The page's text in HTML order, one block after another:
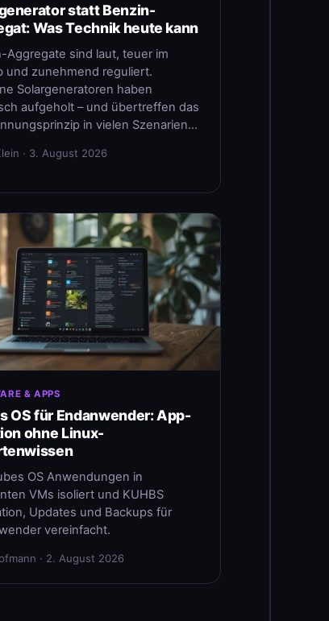
statt Benzin-
Was Technik heute kann
Aggregate sind laut, teuer im
und zunehmend reguliert.
Solargeneratoren haben
aufgeholt – und übertreffen das
in vielen Szenarien…
· 3. August 2026
& APPS
OS für Endanwender: App-
ohne Linux-
OS Anwendungen in
VMs isoliert und KUHBS
Updates und Backups für
vereinfacht.
· 2. August 2026